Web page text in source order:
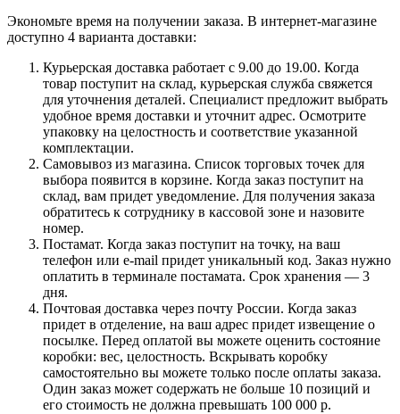
Экономьте время на получении заказа. В интернет-магазине
доступно 4 варианта доставки:
Курьерская доставка работает с 9.00 до 19.00. Когда
товар поступит на склад, курьерская служба свяжется
для уточнения деталей. Специалист предложит выбрать
удобное время доставки и уточнит адрес. Осмотрите
упаковку на целостность и соответствие указанной
комплектации.
Самовывоз из магазина. Список торговых точек для
выбора появится в корзине. Когда заказ поступит на
склад, вам придет уведомление. Для получения заказа
обратитесь к сотруднику в кассовой зоне и назовите
номер.
Постамат. Когда заказ поступит на точку, на ваш
телефон или e-mail придет уникальный код. Заказ нужно
оплатить в терминале постамата. Срок хранения — 3
дня.
Почтовая доставка через почту России. Когда заказ
придет в отделение, на ваш адрес придет извещение о
посылке. Перед оплатой вы можете оценить состояние
коробки: вес, целостность. Вскрывать коробку
самостоятельно вы можете только после оплаты заказа.
Один заказ может содержать не больше 10 позиций и
его стоимость не должна превышать 100 000 р.